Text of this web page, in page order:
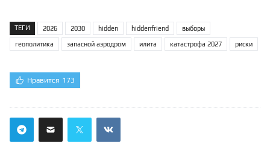
ТЕГИ 2026 2030 hidden hiddenfriend выборы
геополитика запасной аэродром илита катастрофа 2027 риски
Нравится 173